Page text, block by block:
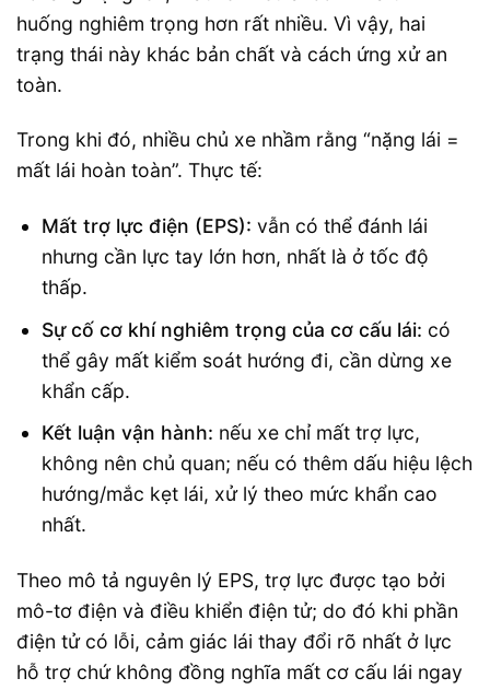
huống nghiêm trọng hơn rất nhiều. Vì vậy, hai
trạng thái này khác bản chất và cách ứng xử an
toàn.
Trong khi đó, nhiều chủ xe nhầm rằng “nặng lái =
mất lái hoàn toàn”. Thực tế:
Mất trợ lực điện (EPS): vẫn có thể đánh lái
nhưng cần lực tay lớn hơn, nhất là ở tốc độ
thấp.
Sự cố cơ khí nghiêm trọng của cơ cấu lái: có
thể gây mất kiểm soát hướng đi, cần dừng xe
khẩn cấp.
Kết luận vận hành: nếu xe chỉ mất trợ lực,
không nên chủ quan; nếu có thêm dấu hiệu lệch
hướng/mắc kẹt lái, xử lý theo mức khẩn cao
nhất.
Theo mô tả nguyên lý EPS, trợ lực được tạo bởi
mô-tơ điện và điều khiển điện tử; do đó khi phần
điện tử có lỗi, cảm giác lái thay đổi rõ nhất ở lực
hỗ trợ chứ không đồng nghĩa mất cơ cấu lái ngay